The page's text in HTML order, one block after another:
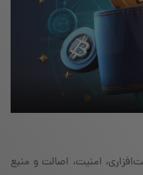
امنیت، اصالت و منبع